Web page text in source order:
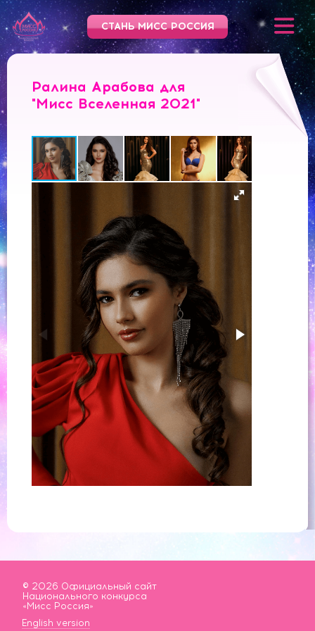
СТАНЬ МИСС РОССИЯ
Ралина Арабова для
"Мисс Вселенная 2021"
© 2026 Официальный сайт
Национального конкурса
«Мисс Россия»
English version